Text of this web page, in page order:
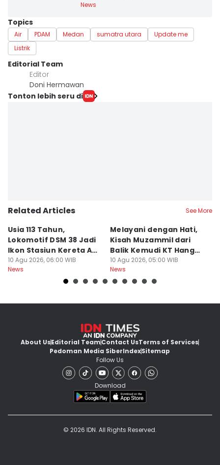
News
Topics
Air PDAM Medan sumatra utara
Update me
Listrik
Editorial Team
Editor
Doni Hermawan
Tonton lebih seru di
Related Articles See More
Usia 113 Tahun,
Lokomotif DSM 38 Jadi
Ikon Stasiun Kereta Api
Medan
10 Agu 2026, 06:00 WIB
News
Melayani dengan Hati,
Kisah Muzammil dari
Balik Kemudi KT Hang
Tuah II
10 Agu 2026, 05:00 WIB
News
About UsEditorial TeamContact UsTerms of Services
Pedoman Media SiberIndexSitemap
Follow Us
Download
© 2026 IDN. All Rights Reserved.